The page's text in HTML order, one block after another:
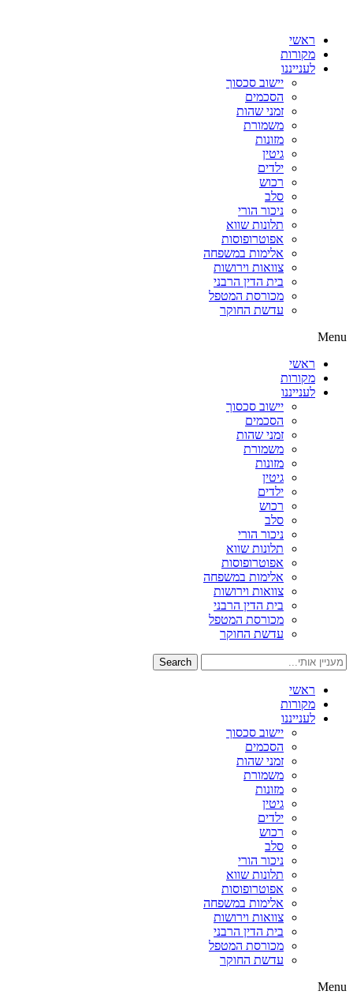
ראשי
מקורות
לענייננו
יישוב סכסוך
הסכמים
זמני שהות
משמורת
מזונות
גיטין
ילדים
רכוש
סלב
ניכור הורי
תלונות שווא
אפוטרופוסות
אלימות במשפחה
צוואות וירושות
בית הדין הרבני
מכורסת המטפל
עדשת החוקר
Menu
ראשי
מקורות
לענייננו
יישוב סכסוך
הסכמים
זמני שהות
משמורת
מזונות
גיטין
ילדים
רכוש
סלב
ניכור הורי
תלונות שווא
אפוטרופוסות
אלימות במשפחה
צוואות וירושות
בית הדין הרבני
מכורסת המטפל
עדשת החוקר
Search
ראשי
מקורות
לענייננו
יישוב סכסוך
הסכמים
זמני שהות
משמורת
מזונות
גיטין
ילדים
רכוש
סלב
ניכור הורי
תלונות שווא
אפוטרופוסות
אלימות במשפחה
צוואות וירושות
בית הדין הרבני
מכורסת המטפל
עדשת החוקר
Menu